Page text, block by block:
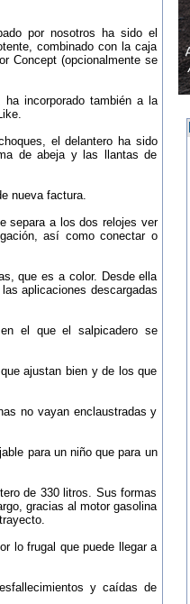
por nosotros ha sido el
combinado con la caja
Concept (opcionalmente se
incorporado también a la
el delantero ha sido
de abeja y las llantas de
nueva factura.
separa a los dos relojes ver
así como conectar o
que es a color. Desde ella
aplicaciones descargadas
el que el salpicadero se
ajustan bien y de los que
no vayan enclaustradas y
para un niño que para un
de 330 litros. Sus formas
gracias al motor gasolina
lo frugal que puede llegar a
y caídas de